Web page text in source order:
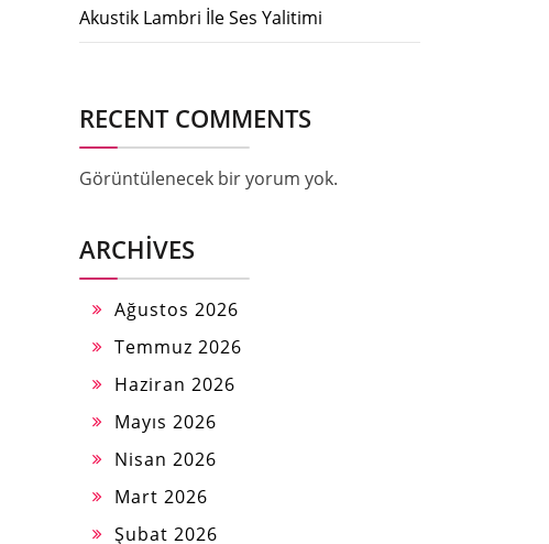
Akustik Lambri İle Ses Yalitimi
RECENT COMMENTS
Görüntülenecek bir yorum yok.
ARCHIVES
Ağustos 2026
Temmuz 2026
Haziran 2026
Mayıs 2026
Nisan 2026
Mart 2026
Şubat 2026